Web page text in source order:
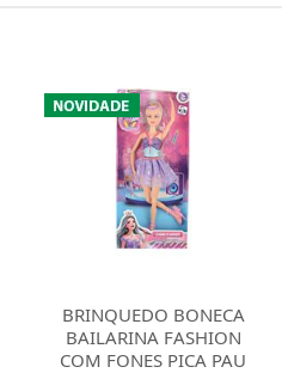
BRINQUEDO BONECA
BAILARINA FASHION
COM FONES PICA PAU